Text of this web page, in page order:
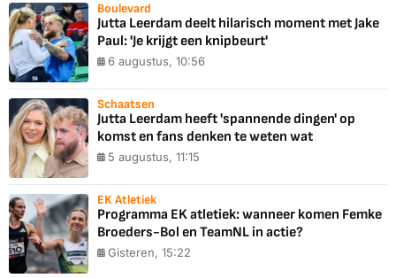
Boulevard
Jutta Leerdam deelt hilarisch moment met Jake
Paul: 'Je krijgt een knipbeurt'
6 augustus, 10:56
Schaatsen
Jutta Leerdam heeft 'spannende dingen' op
komst en fans denken te weten wat
5 augustus, 11:15
EK Atletiek
Programma EK atletiek: wanneer komen Femke
Broeders-Bol en TeamNL in actie?
Gisteren, 15:22